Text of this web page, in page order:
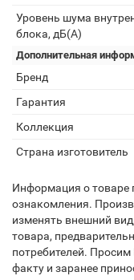
Уровень шума
блока, дБ(А)
Дополнительная
Бренд
Гарантия
Коллекция
Страна изготовитель
Информация о товаре
ознакомления.
изменять внешний
товара,
потребителей.
факту и заранее